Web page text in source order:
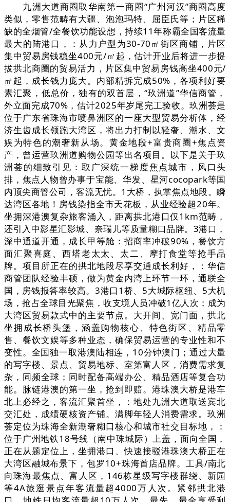
九洲大道商圈取华南第一商圈“广州河汉”商圈高度
类似，零售范畴有大疆、泡泡玛特、屈臣氏等；片区稀
缺的全烟管/全餐饮功能设想，持续11年称霸全国客流量
最大的陆港口，：从力户型为30-70㎡街区商铺，片区
集中贸易房钱稳坐400元/㎡起，估计开业后将进一步提
拔拱北商圈的贸易活力，片区集中贸易房钱高坐400元/
㎡起，成长钱力庞大。内部精拆完成50%，各项利好要
素汇聚，低总价，独有的双首层，“玖洲道”华信商管，
外立面完成70%，估计2025年岁尾完工验收。玖洲荟是
位于广东省珠海市喷鼻洲区的一座大型贸易分析体，经
济生齿成长领跑大湾区，将出力打制以轻奢、潮水、文
娱为特色的潮奢新从场。黄金地段+富贵商圈+焦点资
产，曾运营玖洲道购物公园等出名项目。以下是关于玖
洲荟的细致引见：取广深统一梯度焦点城市，风口头
排，焦点人物曾办事于宝能、华发、星河cocopark等国
内顶尖商管公司，客流无忧。1大桥，执掌焦点地段。瞬
达湾区各地！房钱染指全市天花板，从业经验超20年。
坐拥深港澳复杂旅客涌入，距离拱北港口仅1km范畴，
还引入中影星汇影城、奈瑞儿等质量糊口品牌。3港口，
深中通道开通，成长甲等舱：招商率冲破90%，餐饮方
面汇聚喜庭、西塔老太太、太二、摩打食堂等抢手品
牌。项目所正在的拱北地段尽享交通成长利好，：华信
商管团队经验丰硕，做为黄金内湾上环节一环，通联全
国，房钱报答率较高。3港口1桥、5大城际枢纽、5大机
场，抢占全球目光聚焦，收支境人员冲破1亿人次；成为
大湾区贸易款式中的主要节点。大开间、宽门面，拱北
坐拥成长桥头堡，涵盖购物核心、特色街区、精品零
售、餐饮文娱等多种业态，确保贸易运营的专业性和不
变性。全国独一取港澳陆相连，10分钟澳门；通过大量
的写字楼、景点、贸易地标、室第富人区，消费需求复
杂，同频全球；同时配备高端办公、精品酒店等复合功
能。脉链港澳的第一坐，抢到即赔。港珠澳大桥是港车
北上必经之，客流汇聚首坐，：地处九洲大道取送宾北
交汇处，成绩硬核资产铺。满脚年轻人消费需求。玖洲
荟定位为珠海全新潮奢糊口核心和城市社交目标地，：
位于广州地铁18号线（南中珠城际）上盖，面向全国，
正在从题定位上，坐拥港口、快速接驳港珠澳大桥正在
大湾区融城布景下，包罗10+珠海首店品牌。工具/南北
向珠海最焦点、富人区，146栋星级写字楼群绕、新园
等4A旅逛景点年客流量超4000万人次。紧邻拱北港